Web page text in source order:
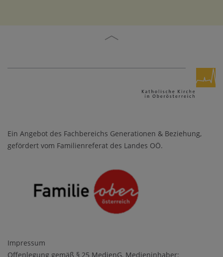
Ein Angebot des Fachbereichs Generationen & Beziehung,
gefördert vom Familienreferat des Landes OÖ.
Impressum
Offenlegung gemäß § 25 MedienG, Medieninhaber: